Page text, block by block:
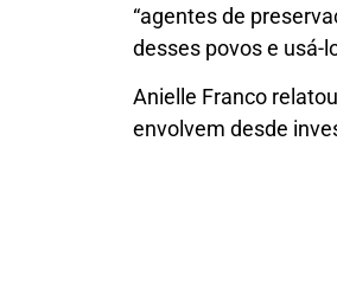
“agentes de
desses povos e usá-
Anielle Franco
envolvem desde